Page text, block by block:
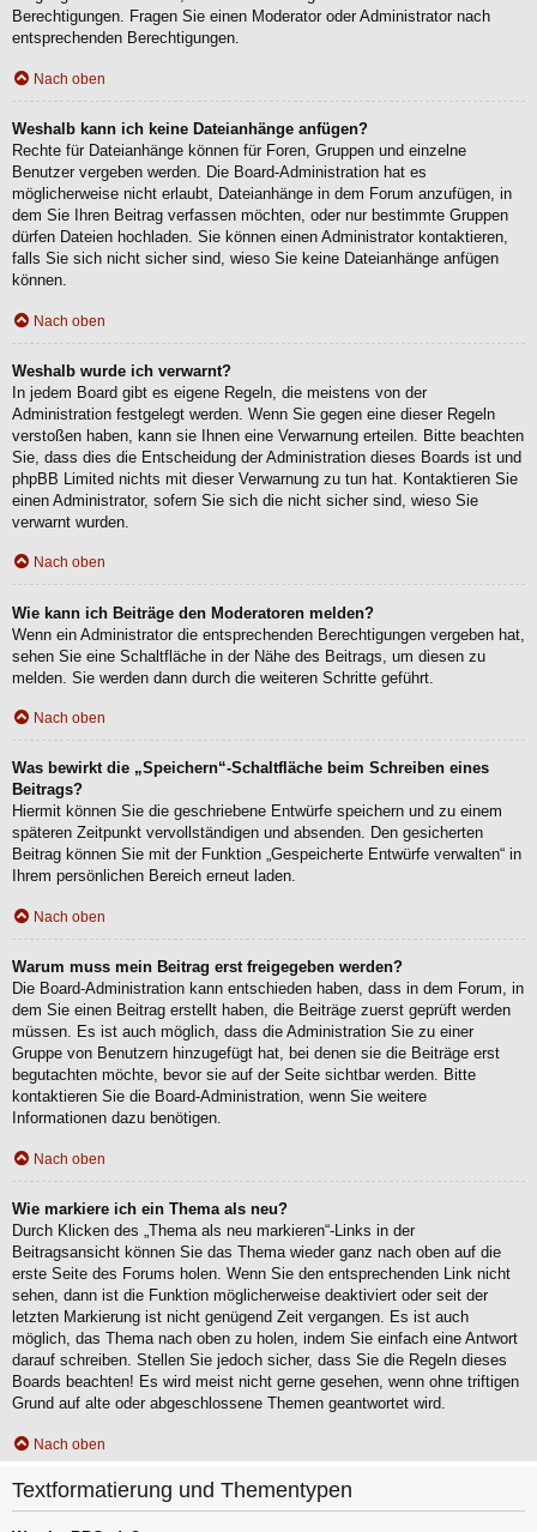
Berechtigungen. Fragen Sie einen Moderator oder Administrator nach
entsprechenden Berechtigungen.
Nach oben
Weshalb kann ich keine Dateianhänge anfügen?
Rechte für Dateianhänge können für Foren, Gruppen und einzelne
Benutzer vergeben werden. Die Board-Administration hat es
möglicherweise nicht erlaubt, Dateianhänge in dem Forum anzufügen, in
dem Sie Ihren Beitrag verfassen möchten, oder nur bestimmte Gruppen
dürfen Dateien hochladen. Sie können einen Administrator kontaktieren,
falls Sie sich nicht sicher sind, wieso Sie keine Dateianhänge anfügen
können.
Nach oben
Weshalb wurde ich verwarnt?
In jedem Board gibt es eigene Regeln, die meistens von der
Administration festgelegt werden. Wenn Sie gegen eine dieser Regeln
verstoßen haben, kann sie Ihnen eine Verwarnung erteilen. Bitte beachten
Sie, dass dies die Entscheidung der Administration dieses Boards ist und
phpBB Limited nichts mit dieser Verwarnung zu tun hat. Kontaktieren Sie
einen Administrator, sofern Sie sich die nicht sicher sind, wieso Sie
verwarnt wurden.
Nach oben
Wie kann ich Beiträge den Moderatoren melden?
Wenn ein Administrator die entsprechenden Berechtigungen vergeben hat,
sehen Sie eine Schaltfläche in der Nähe des Beitrags, um diesen zu
melden. Sie werden dann durch die weiteren Schritte geführt.
Nach oben
Was bewirkt die „Speichern“-Schaltfläche beim Schreiben eines
Beitrags?
Hiermit können Sie die geschriebene Entwürfe speichern und zu einem
späteren Zeitpunkt vervollständigen und absenden. Den gesicherten
Beitrag können Sie mit der Funktion „Gespeicherte Entwürfe verwalten“ in
Ihrem persönlichen Bereich erneut laden.
Nach oben
Warum muss mein Beitrag erst freigegeben werden?
Die Board-Administration kann entschieden haben, dass in dem Forum, in
dem Sie einen Beitrag erstellt haben, die Beiträge zuerst geprüft werden
müssen. Es ist auch möglich, dass die Administration Sie zu einer
Gruppe von Benutzern hinzugefügt hat, bei denen sie die Beiträge erst
begutachten möchte, bevor sie auf der Seite sichtbar werden. Bitte
kontaktieren Sie die Board-Administration, wenn Sie weitere
Informationen dazu benötigen.
Nach oben
Wie markiere ich ein Thema als neu?
Durch Klicken des „Thema als neu markieren“-Links in der
Beitragsansicht können Sie das Thema wieder ganz nach oben auf die
erste Seite des Forums holen. Wenn Sie den entsprechenden Link nicht
sehen, dann ist die Funktion möglicherweise deaktiviert oder seit der
letzten Markierung ist nicht genügend Zeit vergangen. Es ist auch
möglich, das Thema nach oben zu holen, indem Sie einfach eine Antwort
darauf schreiben. Stellen Sie jedoch sicher, dass Sie die Regeln dieses
Boards beachten! Es wird meist nicht gerne gesehen, wenn ohne triftigen
Grund auf alte oder abgeschlossene Themen geantwortet wird.
Nach oben
Textformatierung und Thementypen